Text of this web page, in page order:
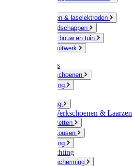
Slijpschijven & laselektroden
Handgereedschappen
IJzerwaren bouw en tuin
Hang en sluitwerk
Disposables
Werkhandschoenen
Regenkleding
Werkkleding
Wandel-/ Werkschoenen & Laarzen
Hoeden / Petten
Sokken / Kousen
Winterkleding
Winkelinrichting
Gelaatsbescherming